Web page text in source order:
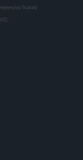
Statale